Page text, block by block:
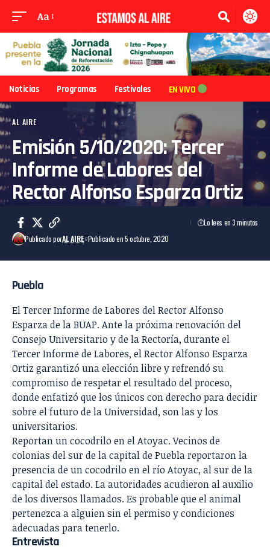
Aa
Noticias Programas Festivales EN VIVO
AL AIRE
Emisión 5/10/2020: Tercer
Informe de Labores del
Rector Alfonso Esparza Ortiz
Publicado porAL AIRE Publicado en 5 octubre, 2020
Lo lees en 3 minutos
Puebla
El Tercer Informe de Labores del Rector Alfonso
Esparza de la BUAP. Ante la próxima renovación del
Consejo Universitario y de la Rectoría, durante el
Tercer Informe de Labores, el Rector Alfonso Esparza
Ortiz garantizó una elección libre y refrendó su
compromiso de respetar el resultado del proceso,
donde enfatizó que los únicos con derecho para decidir
sobre el futuro de la Universidad, son las y los
universitarios.
Reportan un cocodrilo en el Atoyac.Vecinos de
colonias del sur de la capital de Puebla reportaron la
presencia de un cocodrilo en el río Atoyac, al sur de la
capital del estado. La autoridades acudieron al auxilio
de los diversos llamados. Es probable que el animal
pertenezca a alguien sin el permiso y condiciones
adecuadas para tenerlo.
Entrevista